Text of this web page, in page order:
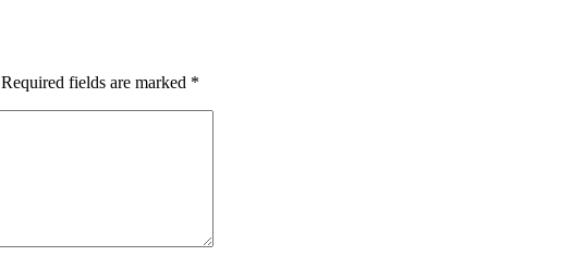
Required fields are marked *